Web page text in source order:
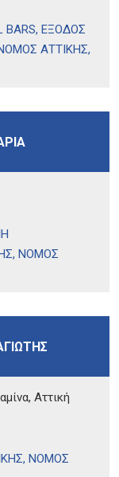
BARS, ΕΞΟΔΟΣ
ΑΤΤΙΚΗΣ,
, ΝΟΜΟΣ
Αττική
, ΝΟΜΟΣ